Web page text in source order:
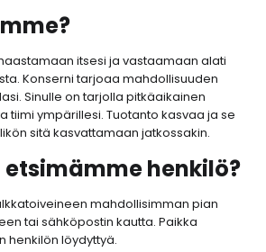
itsesi ja vastaamaan alati
Konserni tarjoaa mahdollisuuden
Sinulle on tarjolla pitkäaikainen
tiimi ympärillesi. Tuotanto kasvaa ja se
sitä kasvattamaan jatkossakin.
etsimämme henkilö?
mahdollisimman pian
tai sähköpostin kautta. Paikka
henkilön löydyttyä.